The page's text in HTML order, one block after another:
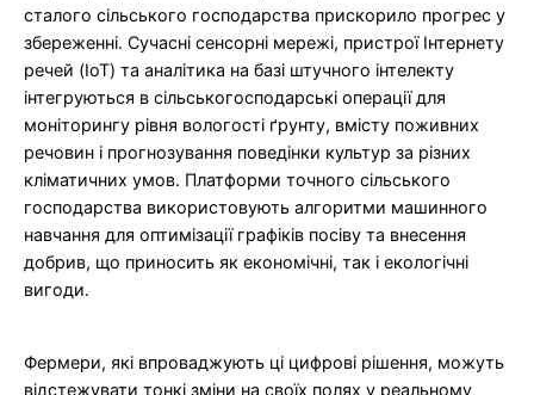
сталого сільського господарства прискорило прогрес у
збереженні. Сучасні сенсорні мережі, пристрої Інтернету
речей (IoT) та аналітика на базі штучного інтелекту
інтегруються в сільськогосподарські операції для
моніторингу рівня вологості ґрунту, вмісту поживних
речовин і прогнозування поведінки культур за різних
кліматичних умов. Платформи точного сільського
господарства використовують алгоритми машинного
навчання для оптимізації графіків посіву та внесення
добрив, що приносить як економічні, так і екологічні
вигоди.
Фермери, які впроваджують ці цифрові рішення, можуть
відстежувати тонкі зміни на своїх полях у реальному